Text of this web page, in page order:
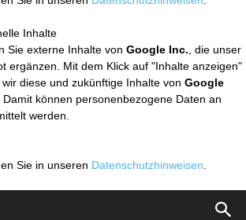
Inhalte
Sie externe Inhalte von Google Inc. , die unser
ergänzen. Mit dem Klick auf "Inhalte anzeigen"
diese und zukünftige Inhalte von Google
können personenbezogene Daten an
werden.
Sie in unseren Datenschutzhinweisen